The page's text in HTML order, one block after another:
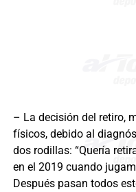
– La decisión del retiro,
físicos, debido al
dos rodillas: “Quería
en el 2019 cuando
Después pasan todos